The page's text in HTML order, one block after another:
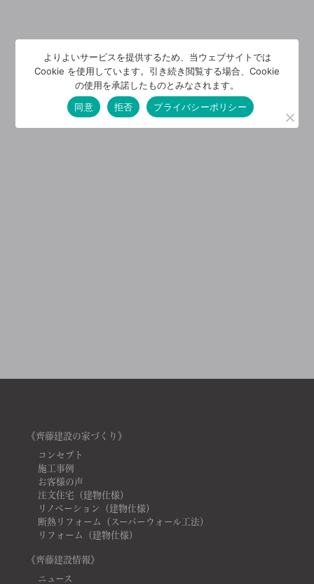
《齊藤建設の家づくり》
コンセプト
施工事例
お客様の声
注文住宅（建物仕様）
リノベーション（建物仕様）
断熱リフォーム（スーパーウォール工法）
リフォーム（建物仕様）
《齊藤建設情報》
ニュース
よりよいサービスを提供するため、当ウェブサイトでは
Cookie を使用しています。引き続き閲覧する場合、Cookie
の使用を承諾したものとみなされます。
同意
拒否 プライバシーポリシー